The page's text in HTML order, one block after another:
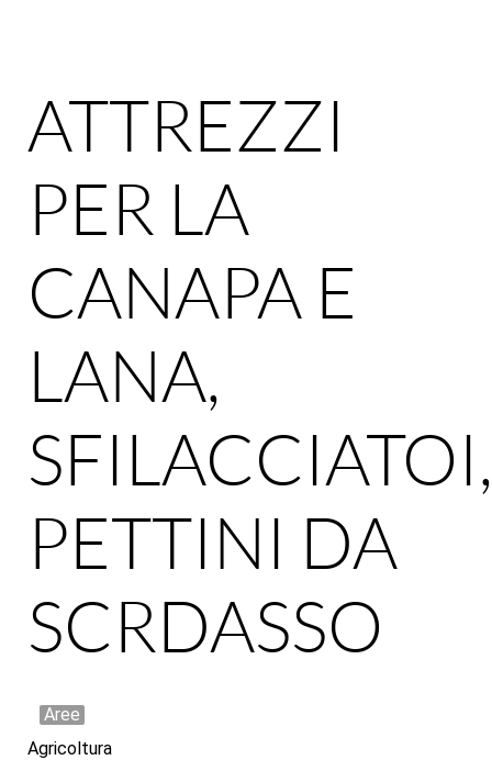
ATTREZZI
PER LA
CANAPA E
LANA,
SFILACCIATOI,
PETTINI DA
SCRDASSO
Aree
Agricoltura